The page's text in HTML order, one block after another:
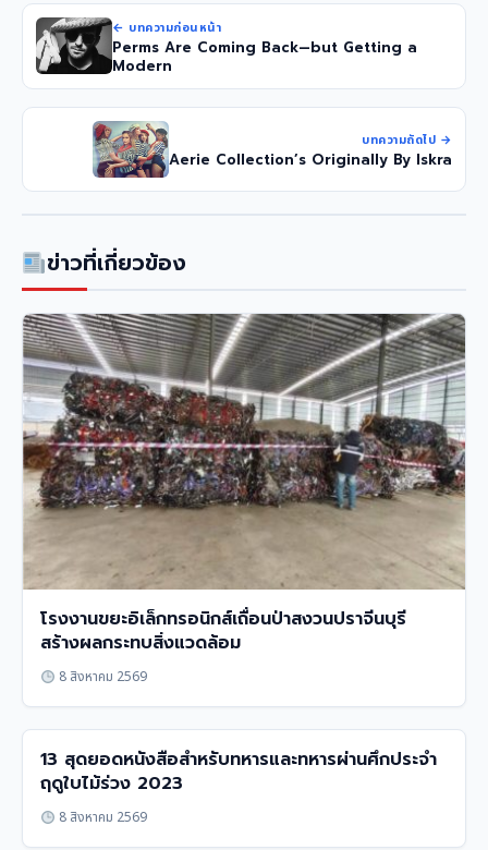
← บทความก่อนหน้า
Perms Are Coming Back—but Getting a
Modern
บทความถัดไป →
Aerie Collection’s Originally By Iskra
ข่าวที่เกี่ยวข้อง
โรงงานขยะอิเล็กทรอนิกส์เถื่อนป่าสงวนปราจีนบุรี
สร้างผลกระทบสิ่งแวดล้อม
8 สิงหาคม 2569
13 สุดยอดหนังสือสำหรับทหารและทหารผ่านศึกประจำ
ฤดูใบไม้ร่วง 2023
8 สิงหาคม 2569